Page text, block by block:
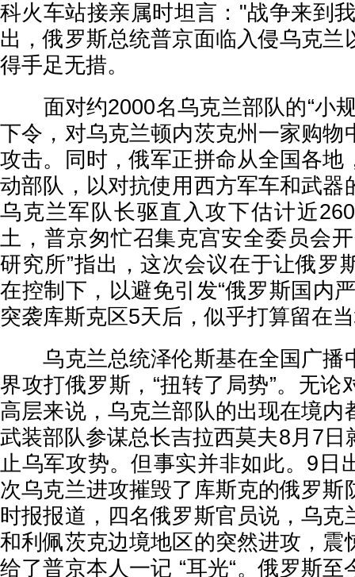
科火车站接亲属时坦言："战争来到
出，俄罗斯总统普京面临入侵乌克兰
得手足无措。
面对约2000名乌克兰部队的“小规
下令，对乌克兰顿内茨克州一家购物
攻击。同时，俄军正拼命从全国各地
动部队，以对抗使用西方军车和武器
乌克兰军队长驱直入攻下估计近
土，普京匆忙召集克宫安全委员会
研究所”指出，这次会议在于让俄罗
在控制下，以避免引发“俄罗斯国内
突袭库斯克区5天后，似乎打算留在
乌克兰总统泽伦斯基在全国广播
界攻打俄罗斯，“扭转了局势”。无论
高层来说，乌克兰部队的出现在境内
武装部队参谋总长吉拉西莫夫8月7日
止乌军攻势。但事实并非如此。9日
次乌克兰进攻摧毁了库斯克的俄罗斯
时报报道，四名俄罗斯官员说，乌克
和利佩茨克边境地区的突然进攻，震
给了普京本人一记 “耳光“。俄罗斯